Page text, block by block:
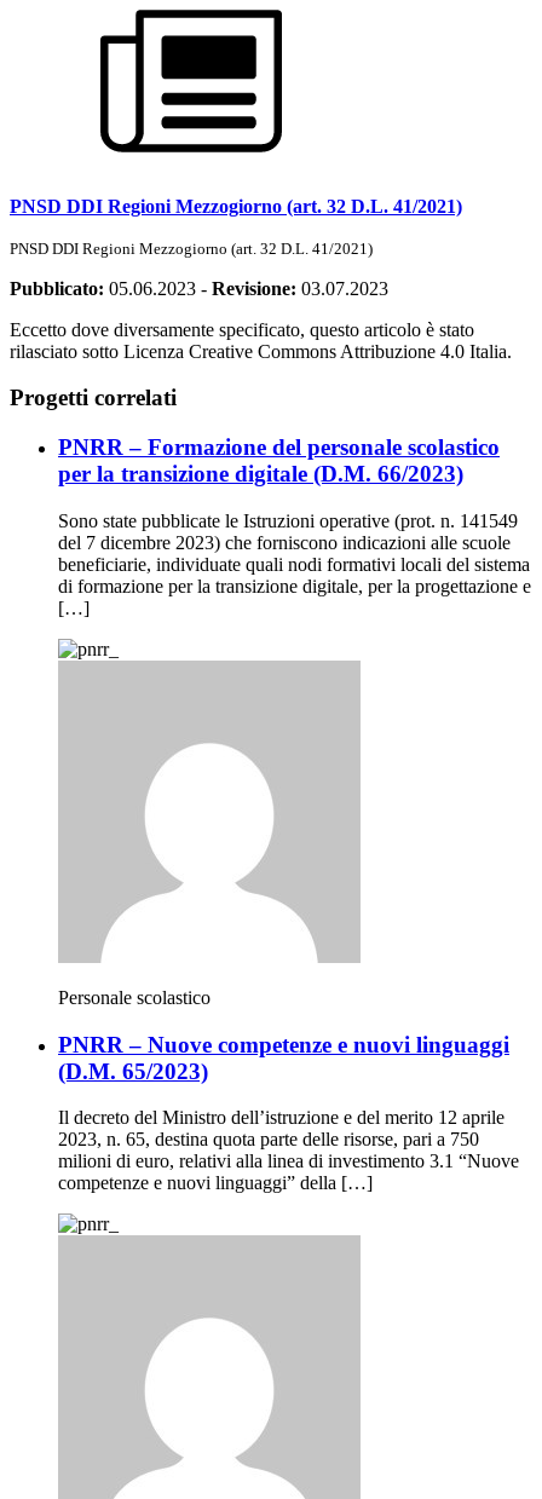
PNSD DDI Regioni Mezzogiorno (art. 32 D.L. 41/2021)
PNSD DDI Regioni Mezzogiorno (art. 32 D.L. 41/2021)
Pubblicato: 05.06.2023 - Revisione: 03.07.2023
Eccetto dove diversamente specificato, questo articolo è stato
rilasciato sotto Licenza Creative Commons Attribuzione 4.0 Italia.
Progetti correlati
PNRR – Formazione del personale scolastico
per la transizione digitale (D.M. 66/2023)
Sono state pubblicate le Istruzioni operative (prot. n. 141549
del 7 dicembre 2023) che forniscono indicazioni alle scuole
beneficiarie, individuate quali nodi formativi locali del sistema
di formazione per la transizione digitale, per la progettazione e
[…]
Personale scolastico
PNRR – Nuove competenze e nuovi linguaggi
(D.M. 65/2023)
Il decreto del Ministro dell’istruzione e del merito 12 aprile
2023, n. 65, destina quota parte delle risorse, pari a 750
milioni di euro, relativi alla linea di investimento 3.1 “Nuove
competenze e nuovi linguaggi” della […]